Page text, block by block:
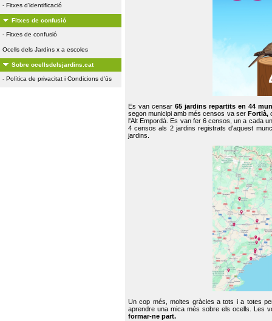
- Fitxes d'identificació
Fitxes de confusió
- Fitxes de confusió
Ocells dels Jardins x a escoles
Sobre ocellsdelsjardins.cat
- Política de privacitat i Condicions d'ús
Es van censar65 jardins repartits en 44
segon municipi amb més censos va ser Fortià,
l'Alt Empordà. Es van fer 6 censos, un a cada
4 censos als 2 jardins registrats d'aquest
jardins.
Un cop més, moltes gràcies a tots i a totes
aprendre una mica més sobre els ocells. Les
formar-ne part.